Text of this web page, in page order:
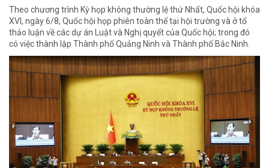
Theo chương trình Kỳ họp không thường lệ thứ Nhất, Quốc hội khóa
XVI, ngày 6/8, Quốc hội họp phiên toàn thể tại hội trường và ở tổ
thảo luận về các dự án Luật và Nghị quyết của Quốc hội; trong đó
có việc thành lập Thành phố Quảng Ninh và Thành phố Bắc Ninh.